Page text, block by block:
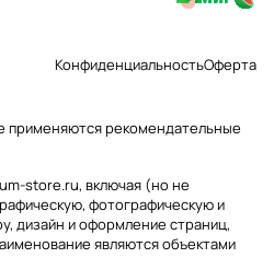
КонфиденциальностьОферта
применяютсярекомендательные
store.ru, включая (но не
фотографическую и
дизайн и оформление страниц,
являются объектами